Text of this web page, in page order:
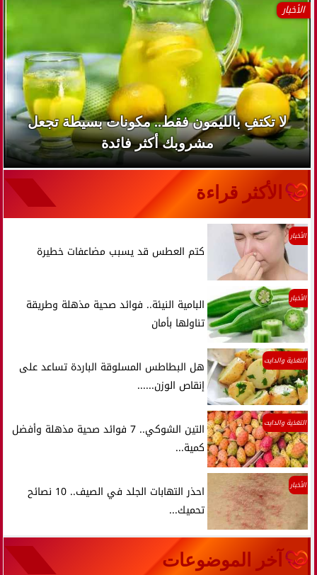
الأخبار
لا تكتفِ بالليمون فقط.. مكونات بسيطة تجعل
مشروبك أكثر فائدة
الأكثر قراءة
الأخبار
كتم العطس قد يسبب مضاعفات خطيرة
الأخبار
البامية النيئة.. فوائد صحية مذهلة وطريقة
تناولها بأمان
التغذية والدايت
هل البطاطس المسلوقة الباردة تساعد على
إنقاص الوزن......
التغذية والدايت
التين الشوكي.. 7 فوائد صحية مذهلة وأفضل
كمية...
الأخبار
احذر التهابات الجلد في الصيف.. 10 نصائح
تحميك...
آخر الموضوعات